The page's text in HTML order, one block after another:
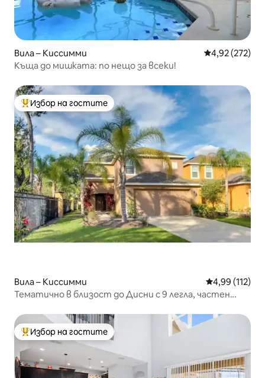
Вила – Киссимми Средна
4,92 (272)
Къща до мишката: по нещо за всеки!
Най-популярен избор на гостите
Избор на гостите
Вила – Киссимми Средна
4,99 (112)
Тематично в близост до Дисни с 9 легла, частен
Най-популярен избор на гостите
Избор на гостите